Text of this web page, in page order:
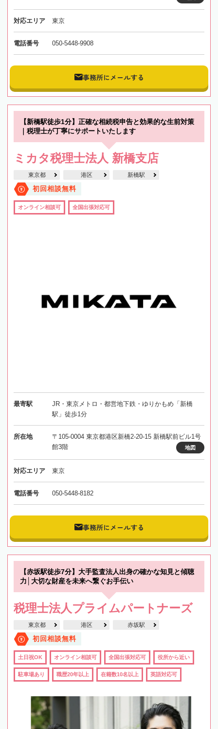
対応エリア 東京
電話番号 050-5448-9908
事務所にメールする
【新橋駅徒歩1分】正確な相続税申告と効果的な生前対策
｜税理士が丁寧にサポートいたします
ミカタ税理士法人 新橋支店
東京都 港区 新橋駅
初回相談無料
オンライン相談可 全国出張対応可
最寄駅
JR・東京メトロ・都営地下鉄・ゆりかもめ「新橋
駅」徒歩1分
所在地
〒105-0004 東京都港区新橋2-20-15 新橋駅前ビル1号
館3階
地図
対応エリア 東京
電話番号 050-5448-8182
事務所にメールする
【赤坂駅徒歩7分】大手監査法人出身の確かな知見と傾聴
力│大切な財産を未来へ繋ぐお手伝い
税理士法人プライムパートナーズ
東京都 港区 赤坂駅
初回相談無料
土日祝OK オンライン相談可 全国出張対応可 役所から近い
駐車場あり 職歴20年以上 在籍数10名以上 英語対応可